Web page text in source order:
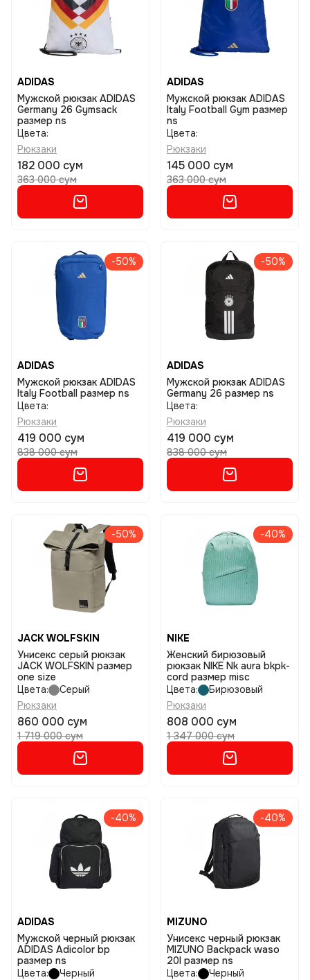
ADIDAS
Мужской рюкзак ADIDAS
Germany 26 Gymsack
размер ns
Цвета:
Рюкзаки
182 000 сум
363 000 сум
ADIDAS
Мужской рюкзак ADIDAS
Italy Football Gym размер
ns
Цвета:
Рюкзаки
145 000 сум
363 000 сум
-50%
ADIDAS
Мужской рюкзак ADIDAS
Italy Football размер ns
Цвета:
Рюкзаки
419 000 сум
838 000 сум
-50%
ADIDAS
Мужской рюкзак ADIDAS
Germany 26 размер ns
Цвета:
Рюкзаки
419 000 сум
838 000 сум
-50%
JACK WOLFSKIN
Унисекс серый рюкзак
JACK WOLFSKIN размер
one size
Цвета:
Серый
Рюкзаки
860 000 сум
1 719 000 сум
-40%
NIKE
Женский бирюзовый
рюкзак NIKE Nk aura bkpk-
cord размер misc
Цвета:
Бирюзовый
Рюкзаки
808 000 сум
1 347 000 сум
-40%
ADIDAS
Мужской черный рюкзак
ADIDAS Adicolor bp
размер ns
Цвета:
Черный
-40%
MIZUNO
Унисекс черный рюкзак
MIZUNO Backpack waso
20l размер ns
Цвета:
Черный